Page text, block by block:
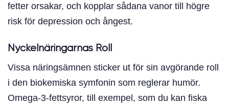
fetter orsakar, och kopplar sådana vanor till högre
risk för depression och ångest.
Nyckelnäringarnas Roll
Vissa näringsämnen sticker ut för sin avgörande roll
i den biokemiska symfonin som reglerar humör.
Omega-3-fettsyror, till exempel, som du kan fiska